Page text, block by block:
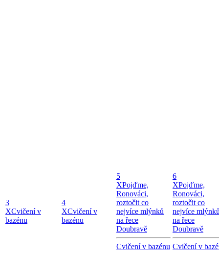
3
XCvičení v
bazénu
4
XCvičení v
bazénu
5
XPojďme,
Ronováci,
roztočit co
nejvíce mlýnků
na řece
Doubravě
Cvičení v bazénu
6
XPojďme,
Ronováci,
roztočit co
nejvíce
na řece
Doubravě
Cvičení v